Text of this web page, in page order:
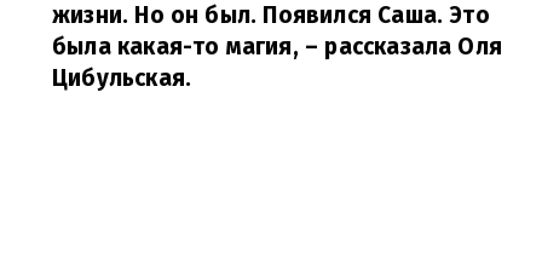
жизни. Но он был. Появился Саша. Это
была какая-то магия, – рассказала Оля
Цибульская.